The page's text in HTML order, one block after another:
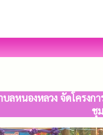
บลหนองหลวง จัดโครง
ชุ